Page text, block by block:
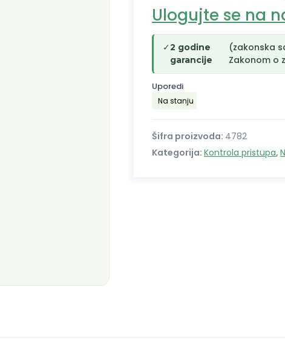
Ulogujte se na
✓2 godine
garancije
(zakonska
Zakonom o
Uporedi
Na stanju
Šifra proizvoda: 4782
Kategorija: Kontrola pristupa,